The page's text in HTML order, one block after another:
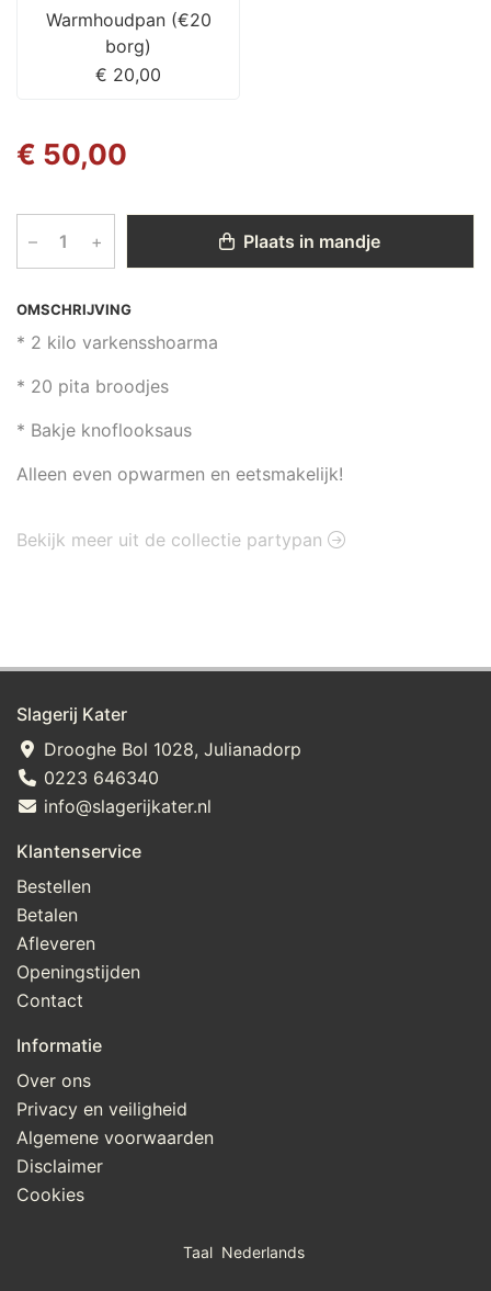
OMSCHRIJVING
* 2 kilo varkensshoarma
* 20 pita broodjes
* Bakje knoflooksaus
Alleen even opwarmen en eetsmakelijk!
Warmhoudpan (€20
borg)
€ 20,00
€ 50,00
– + Plaats in mandje
Bekijk meer uit de collectie partypan
Slagerij Kater
Drooghe Bol 1028, Julianadorp
0223 646340
info@slagerijkater.nl
Klantenservice
Bestellen
Betalen
Afleveren
Openingstijden
Contact
Informatie
Over ons
Privacy en veiligheid
Algemene voorwaarden
Disclaimer
Cookies
Taal